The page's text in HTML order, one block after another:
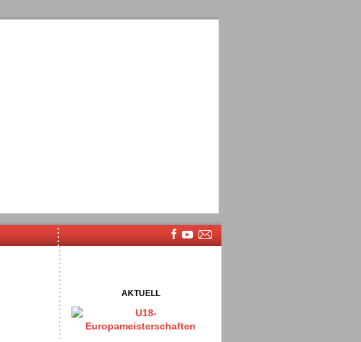
AKTUELL